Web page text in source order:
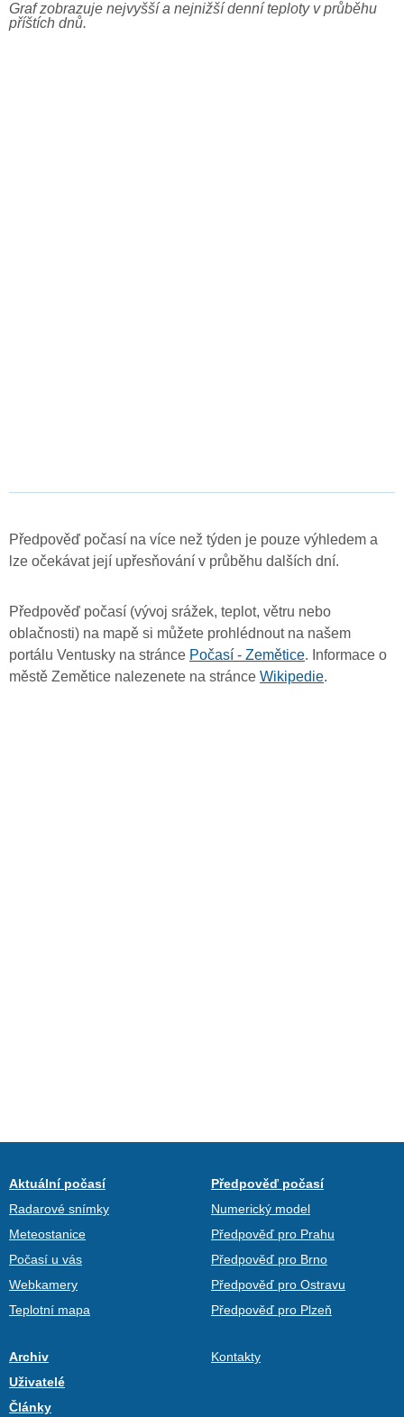
Graf zobrazuje nejvyšší a nejnižší denní teploty v průběhu
příštích dnů.
Předpověď počasí na více než týden je pouze výhledem a
lze očekávat její upřesňování v průběhu dalších dní.
Předpověď počasí (vývoj srážek, teplot, větru nebo
oblačnosti) na mapě si můžete prohlédnout na našem
portálu Ventusky na stránce Počasí - Zemětice. Informace o
městě Zemětice nalezenete na stránce Wikipedie.
Aktuální počasí
Radarové snímky
Meteostanice
Počasí u vás
Webkamery
Teplotní mapa
Předpověď počasí
Numerický model
Předpověď pro Prahu
Předpověď pro Brno
Předpověď pro Ostravu
Předpověď pro Plzeň
Archiv
Uživatelé
Články
Kontakty